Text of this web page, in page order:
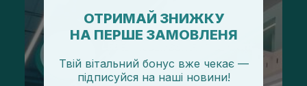
ОТРИМАЙ ЗНИЖКУ
НА ПЕРШЕ ЗАМОВЛЕНЯ
Твій вітальний бонус вже чекає —
підписуйся на наші новини!